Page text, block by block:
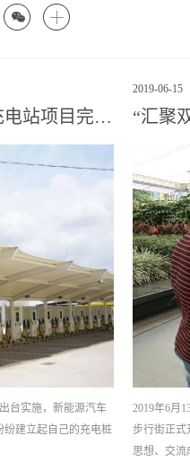
传、统计，实现能耗分析和预测、用
于用能单位精准、快速地察觉能源浪
，满足室内温度的要求。工业冷却
却水流量等；运用5EI自有控制技术
项目动态|龙华区新田出租车充电站项目完工，7月1日通电，近期可投入使用！
台实施，新能源汽车
纷建立起自己的充电桩
2019年6月
步行街正式
思想、交流
2019-06-15